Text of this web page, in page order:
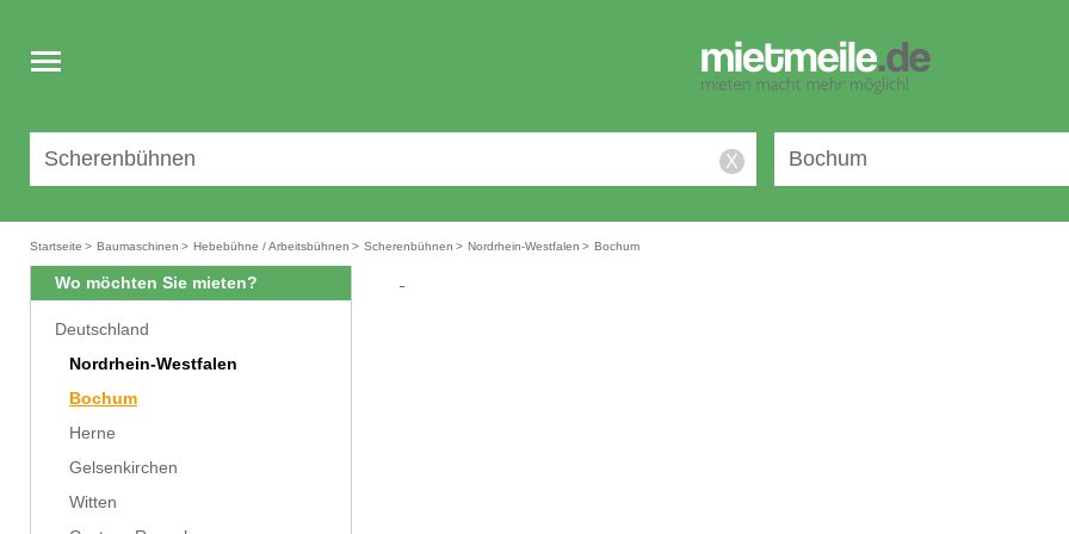
Toggle
navigation
X
Startseite > Baumaschinen > Hebebühne / Arbeitsbühnen > Scherenbühnen > Nordrhein-Westfalen > Bochum
Wo möchten Sie mieten?
Deutschland
Nordrhein-Westfalen
Bochum
Herne
Gelsenkirchen
Witten